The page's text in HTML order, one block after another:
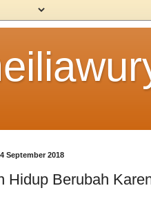
September 2018
Hidup Berubah